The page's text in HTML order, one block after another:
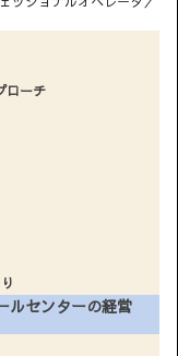
ローチ
ルセンターの経営